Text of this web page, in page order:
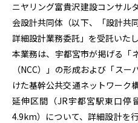
ニヤリング富貴沢建設コンサル
会設計共同体（以下、「設計共
詳細設計業務委託」を受託いたし
本業務は、宇都宮市が掲げる「
（NCC）」の形成および「ス
けた基幹公共交通ネットワーク
延伸区間（JR宇都宮駅東口停
4.9km）について、詳細設計を